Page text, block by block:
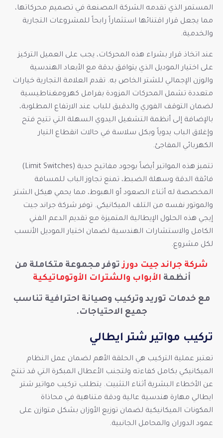
المستمر الذي تقدمه الشركة المصنعة في تصميم محركاتها،
مما يجعل قرار اقتنائها استثماراً رابحاً للمشروعات التجارية
والخدمية.
عند اتخاذ قرار بشراء هذه المحركات، يجب على العميل التركيز
على اختيار الموديل الذي يتوافق بدقة مع الأبعاد الهندسية
والوزن الإجمالي للشتر الخاص به. تقدم العلامة التجارية خيارات
متعددة تشمل المحركات المزودة بفرامل كهرومغناطيسية
لضمان التوقف الفوري والدقيق للباب عند الارتفاع المطلوبة،
بالإضافة إلى أنظمة التشغيل اليدوي السهلة التي تتيح فتح
وإغلاق الباب يدوياً وبكل سلاسة في حالات انقطاع التيار
الكهربائي المفاجئ.
تتميز هذه المواتير أيضاً بوجود مفاتيح حدية (Limit Switches)
فائقة الدقة وسهلة الضبط، تمنع تجاوز الباب للمسافة
المخصصة له أثناء الصعود أو الهبوط، مما يحمي هيكل الشتر
والموتور نفسه من التلف الميكانيكي. توفر شركة جراند جيت
إيجي هذه الحلول الإيطالية المتميزة مع تقديم الدعم الفني
الكامل والاستشارات الهندسية لضمان اختيار الموديل الأنسب
لكل مشروع.
شركة جراند جيت دورزتوفر مجموعة متكاملة من
أنظمة الأبواب والشترات الأوتوماتيكية
مع خدمات توريد وتركيب وصيانة احترافية تناسب
جميع الاحتياجات.
تركيب مواتير شتر ايطالي
تعتبر عملية التركيب هي الحلقة الأهم لضمان عمل النظام
الميكانيكي بكامل كفاءته ولتجنب الأعطال المبكرة التي قد تنتج
عن الأخطاء البشرية أثناء التثبيت. يتطلب تركيب مواتير شتر
ايطالي مهارة هندسية عالية ودقة متناهية في محاذاة
المكونات الميكانيكية لضمان توزيع الأوزان بشكل متوازن على
عمود الدوران والمحامل الجانبية.